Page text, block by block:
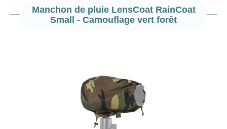
Manchon de pluie LensCoat RainCoat
Small - Camouflage vert forêt